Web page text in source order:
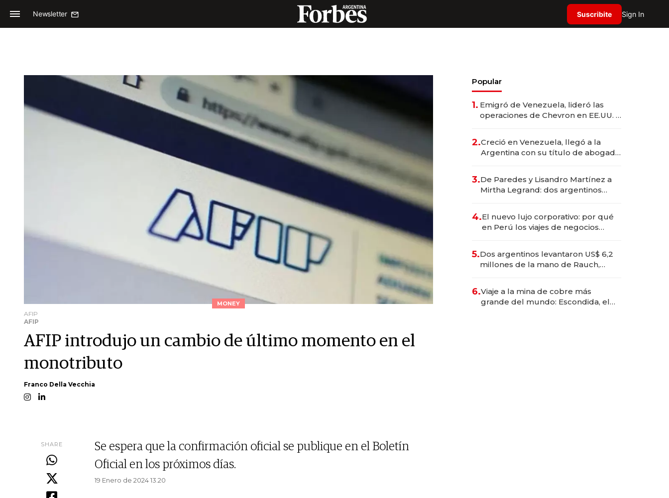
Newsletter Suscribite Sign In
MONEY
AFIP
AFIP
AFIP introdujo un cambio de último momento en el
monotributo
Franco Della Vecchia
SHARE
Se espera que la confirmación oficial se publique en el Boletín
Oficial en los próximos días.
19 Enero de 2024 13.20
Popular
1. Emigró de Venezuela, lideró las
operaciones de Chevron en EE.UU. y
2.Creció en Venezuela, llegó a la
Argentina con su título de abogado
marcas "fast premium"
3.De Paredes y Lisandro Martínez a
Mirtha Legrand: dos argentinos
4.El nuevo lujo corporativo: por qué
en Perú los viajes de negocios
transformadoras
5.Dos argentinos levantaron US$ 6,2
millones de la mano de Rauch,
6.Viaje a la mina de cobre más
grande del mundo: Escondida, el